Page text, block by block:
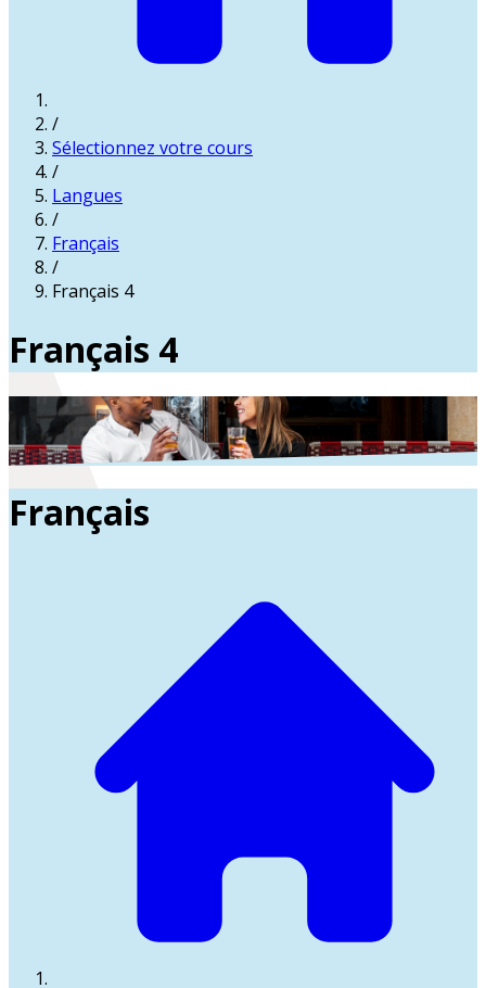
/
Sélectionnez votre cours
/
Langues
/
Français
/
Français 4
Français 4
Français